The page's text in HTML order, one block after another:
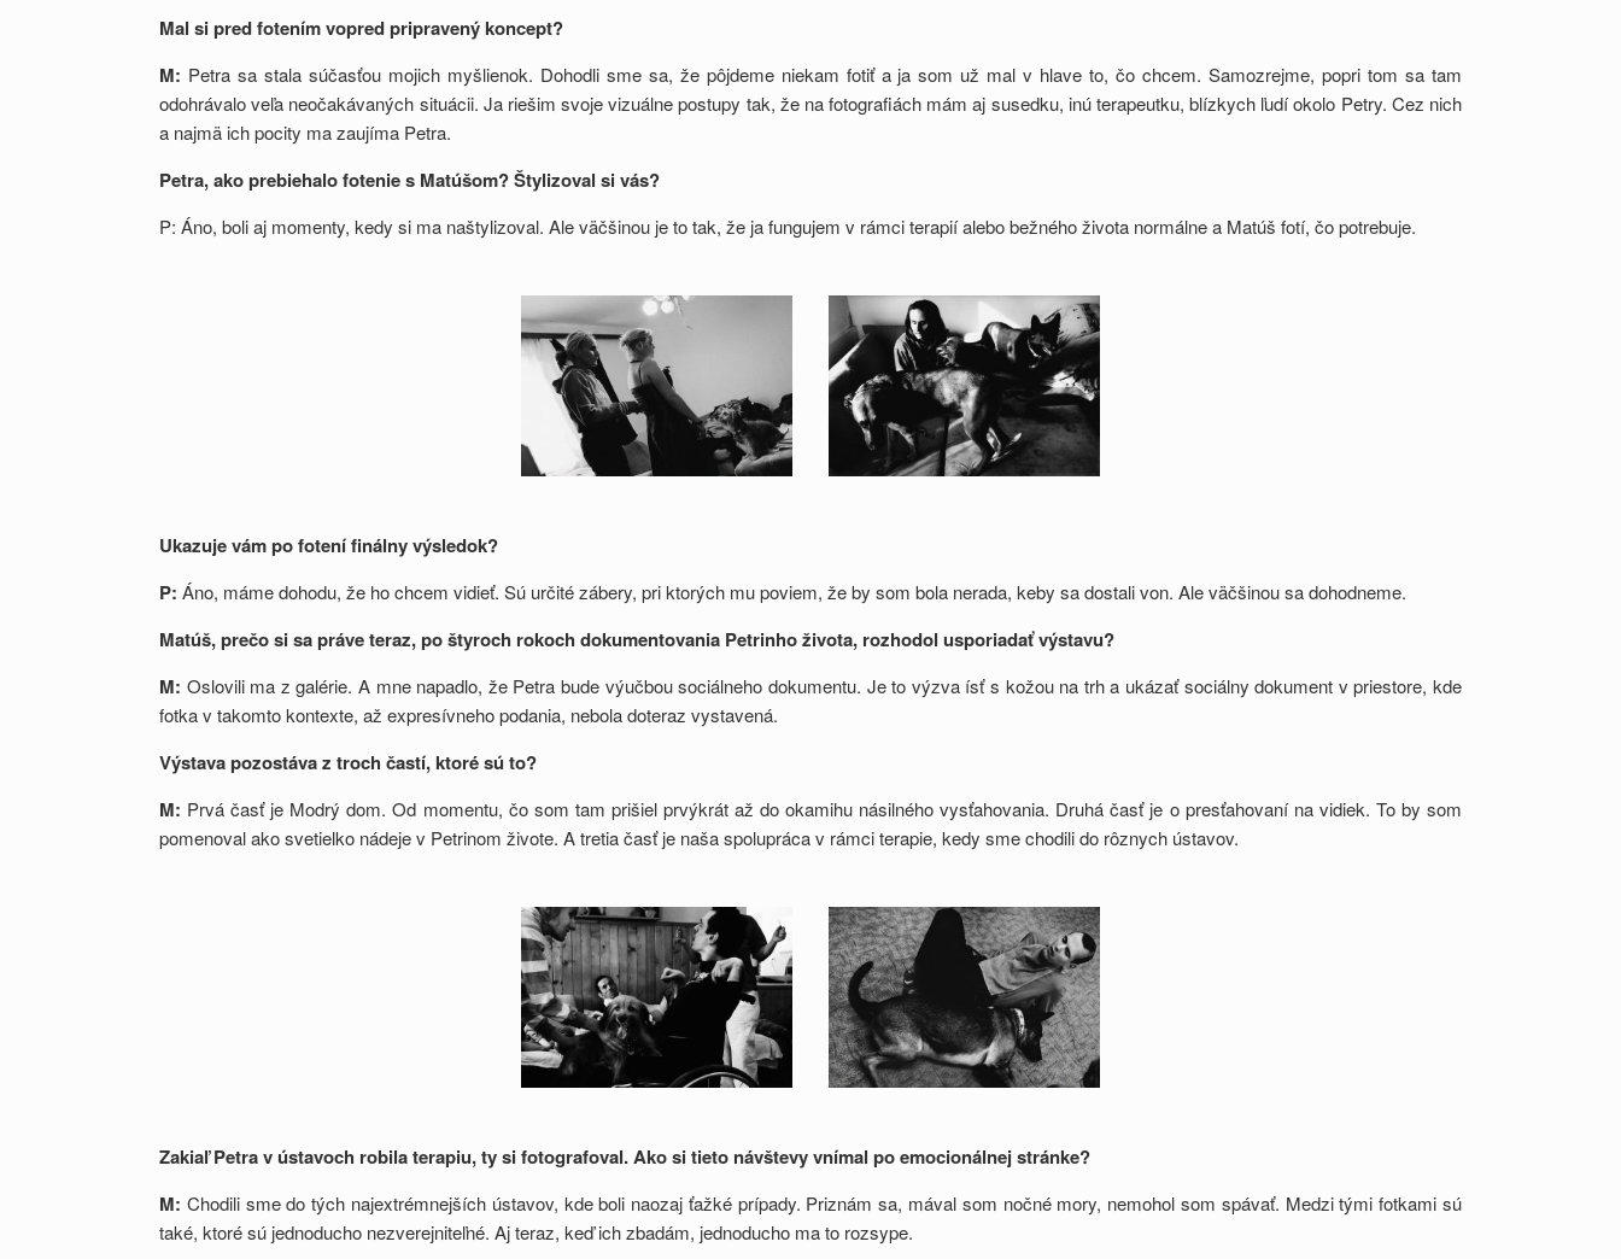
Mal si pred fotením vopred pripravený koncept?
M: Petra sa stala súčasťou mojich myšlienok. Dohodli sme sa, že pôjdeme niekam fotiť a ja som už mal v hlave to, čo chcem. Samozrejme, popri tom sa tam
odohrávalo veľa neočakávaných situácii. Ja riešim svoje vizuálne postupy tak, že na fotografiách mám aj susedku, inú terapeutku, blízkych ľudí okolo Petry. Cez nich
a najmä ich pocity ma zaujíma Petra.
Petra, ako prebiehalo fotenie s Matúšom? Štylizoval si vás?
P: Áno, boli aj momenty, kedy si ma naštylizoval. Ale väčšinou je to tak, že ja fungujem v rámci terapií alebo bežného života normálne a Matúš fotí, čo potrebuje.
Ukazuje vám po fotení finálny výsledok?
P: Áno, máme dohodu, že ho chcem vidieť. Sú určité zábery, pri ktorých mu poviem, že by som bola nerada, keby sa dostali von. Ale väčšinou sa dohodneme.
Matúš, prečo si sa práve teraz, po štyroch rokoch dokumentovania Petrinho života, rozhodol usporiadať výstavu?
M: Oslovili ma z galérie. A mne napadlo, že Petra bude výučbou sociálneho dokumentu. Je to výzva ísť s kožou na trh a ukázať sociálny dokument v priestore, kde
fotka v takomto kontexte, až expresívneho podania, nebola doteraz vystavená.
Výstava pozostáva z troch častí, ktorésú to?
M: Prvá časť je Modrý dom. Od momentu, čo som tam prišiel prvýkrát až do okamihu násilného vysťahovania. Druhá časť je o presťahovaní na vidiek. To by som
pomenoval ako svetielko nádeje v Petrinom živote. A tretia časť je naša spolupráca v rámci terapie, kedy sme chodili do rôznych ústavov.
ZakiaľPetra vústavoch robila terapiu, ty si fotografoval. Ako si tieto návštevy vnímal po emocionálnej stránke?
M: Chodili sme do tých najextrémnejších ústavov, kde boli naozaj ťažké prípady. Priznám sa, mával som nočné mory, nemohol som spávať. Medzi tými fotkami sú
také, ktoré sú jednoducho nezverejniteľné. Aj teraz, keď ich zbadám, jednoducho ma to rozsype.